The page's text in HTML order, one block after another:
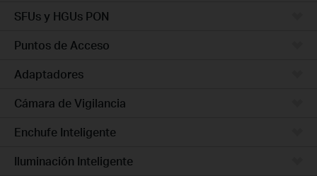
SFUs y HGUs PON
Puntos de Acceso
Adaptadores
Cámara de Vigilancia
Enchufe Inteligente
Iluminación Inteligente